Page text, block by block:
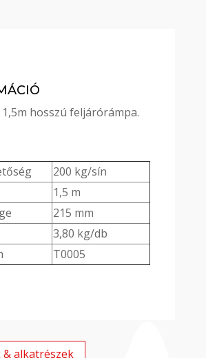
1,5m hosszú feljárórámpa.
200 kg/sín
1,5 m
215 mm
3,80 kg/db
T0005
alkatrészek